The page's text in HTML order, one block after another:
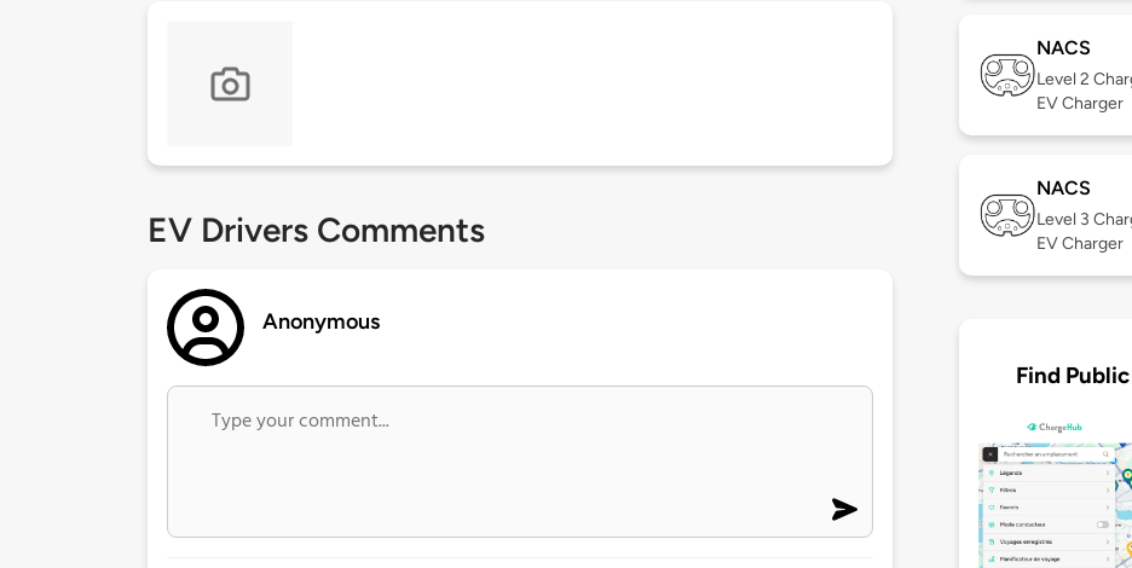
EV Drivers Comments
Anonymous
NACS
Level 2
EV Charger
NACS
Level 3
EV Charger
Find